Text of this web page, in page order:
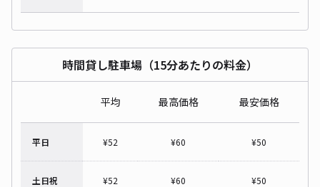
時間貸し駐車場（15分あたりの料金）
平均 最高価格 最安価格
平日 ¥52 ¥60 ¥50
土日祝 ¥52 ¥60 ¥50